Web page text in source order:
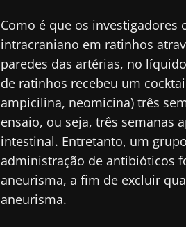
Como é que os investigadores
intracraniano em ratinhos
paredes das artérias, no
de ratinhos recebeu um
ampicilina, neomicina) três
ensaio, ou seja, três semanas
intestinal. Entretanto, um
administração de antibióticos
aneurisma, a fim de excluir
aneurisma.
Fique